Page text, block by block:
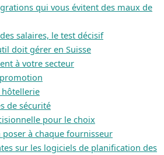
qui vous évitent des maux de
salaires, le test décisif
doit gérer en Suisse
à votre secteur
hôtellerie
de sécurité
pour le choix
poser à chaque fournisseur
sur les logiciels de planification des